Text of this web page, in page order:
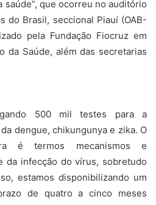
que ocorreu no auditório
do Brasil, seccional Piauí (OAB-
pela Fundação Fiocruz em
da Saúde, além das secretarias
500 mil testes para a
dengue, chikungunya e zika. O
é termos mecanismos e
da infecção do vírus, sobretudo
estamos disponibilizando um
de quatro a cinco meses